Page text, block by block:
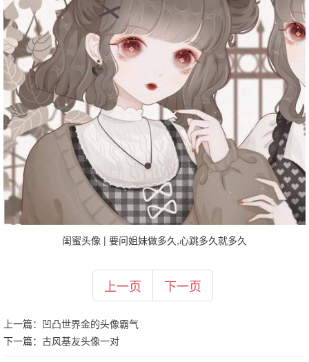
闺蜜头像 | 要问姐妹做多久,心跳多久就多久
上一页 下一页
上一篇： 凹凸世界金的头像霸气
下一篇： 古风基友头像一对